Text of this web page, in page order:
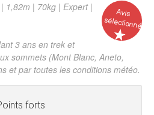
Avis
sélectionné
1,82m | 70kg | Expert |
3 ans en trek et
sommets (Mont Blanc, Aneto,
et par toutes les conditions météo.
forts